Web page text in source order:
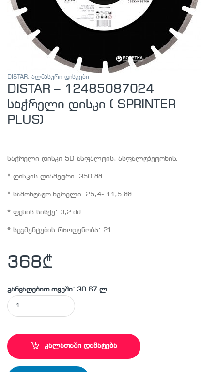
DISTAR, ალმასური დისკები
DISTAR – 12485087024
საჭრელი დისკი ( SPRINTER
PLUS)
საჭრელი დისკი 5D ასფალტის, ასფალტბეტონის.
* დისკის დიამეტრი: 350 მმ
* სამონტაჟო ხვრელი: 25,4- 11,5 მმ
* ფენის სისქე: 3,2 მმ
* სეგმენტების რაოდენობა: 21
368₾
განვადებით თვეში: 30.67 ლ
DISTAR - 12485087024 საჭრელი დისკი ( SPRINTER PLUS)
კალათაში დამატება